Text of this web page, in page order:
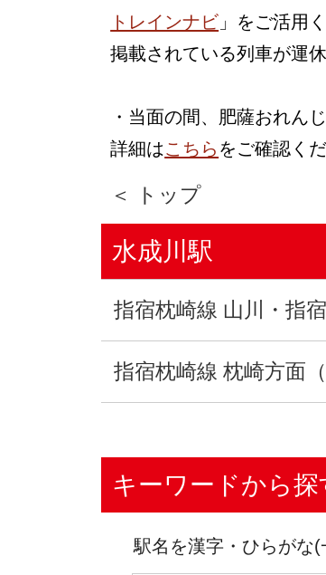
トレインナビ 」をご活用
掲載されている列車が運
・当面の間、肥薩おれん
詳細はこちら をご確認くだ
＜ トップ
水成川駅
指宿枕崎線 山川・指
指宿枕崎線 枕崎方面（
キーワードから探
駅名を漢字・ひらがな(